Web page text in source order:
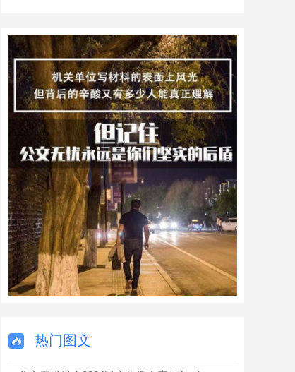
热门图文